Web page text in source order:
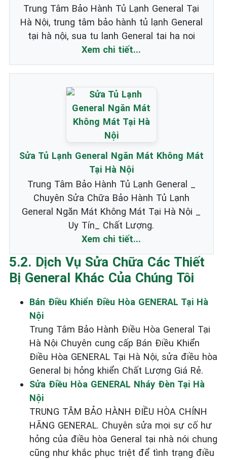
Trung Tâm Bảo Hành Tủ Lạnh General Tại
Hà Nội, trung tâm bảo hành tủ lạnh General
tại hà nội, sua tu lanh General tai ha noi
Xem chi tiết...
Sửa Tủ Lạnh General Ngăn Mát Không Mát
Tại Hà Nội
Trung Tâm Bảo Hành Tủ Lạnh General _
Chuyên Sửa Chữa Bảo Hành Tủ Lạnh
General Ngăn Mát Không Mát Tại Hà Nội _
Uy Tín_ Chất Lượng.
Xem chi tiết...
5.2. Dịch Vụ Sửa Chữa Các Thiết
Bị General Khác Của Chúng Tôi
Bán Điều Khiển Điều Hòa GENERAL Tại Hà
Nội
Trung Tâm Bảo Hành Điều Hòa General Tại
Hà Nội Chuyên cung cấp Bán Điều Khiển
Điều Hòa GENERAL Tại Hà Nội, sửa điều hòa
General bị hỏng khiển Chất Lượng Giá Rẻ.
Sửa Điều Hòa GENERAL Nháy Đèn Tại Hà
Nội
TRUNG TÂM BẢO HÀNH ĐIỀU HÒA CHÍNH
HÃNG GENERAL. Chuyên sửa mọi sự cố hư
hỏng của điều hòa General tại nhà nói chung
cũng như khắc phục triệt để tình trạng điều